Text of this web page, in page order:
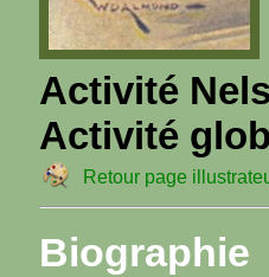
Activité
Activité
Retour page
Biographie